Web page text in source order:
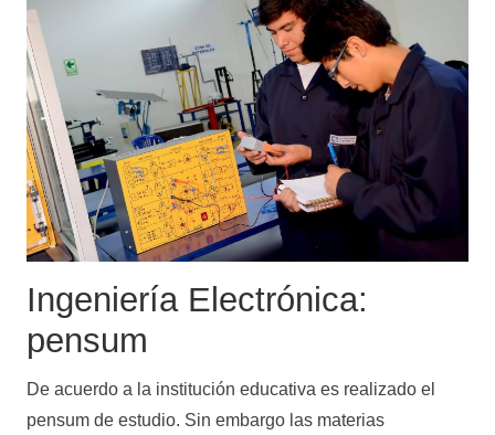
Ingeniería Electrónica:
pensum
De acuerdo a la institución educativa es realizado el
pensum de estudio. Sin embargo las materias